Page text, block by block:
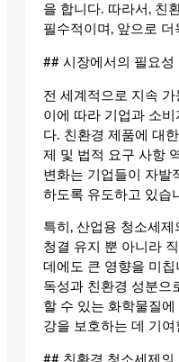
을 합니다. 따라서, 친
필수적이며, 앞으로
## 시장에서의 필요성
전 세계적으로 지속
이에 따라 기업과 소
다. 친환경 제품에 대
제 및 법적 요구 사항
변화는 기업들이 자발
하도록 유도하고 있습
특히, 산업용 청소세제
청결 유지 뿐 아니라
데에도 큰 영향을 미칩
독성과 친환경 성분으
할 수 있는 화학물질
강을 보호하는 데 기